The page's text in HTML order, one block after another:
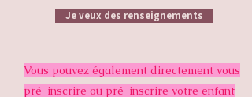
Je veux des renseignements
Vous pouvez également directement vous
pré-inscrire ou pré-inscrire votre enfant